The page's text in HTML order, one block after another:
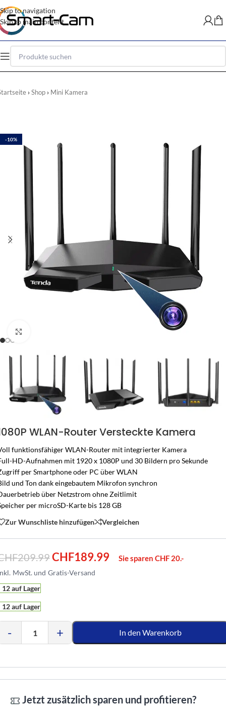
Skip to navigation
Skip to main content
Shop Mini Kamera
-10%
WLAN-Router Versteckte Kamera
funktionsfähiger WLAN-Router mit integrierter Kamera
HD-Aufnahmen mit 1920 x 1080P und 30 Bildern pro Sekunde
per Smartphone oder PC über WLAN
und Ton dank eingebautem Mikrofon synchron
über Netzstrom ohne Zeitlimit
per microSD-Karte bis 128 GB
Zur Wunschliste hinzufügen
Vergleichen
209.99CHF189.99 Sie sparen CHF 20.-
12 auf Lager
12 auf Lager
- + In den Warenkorb
Jetzt zusätzlich sparen und profitieren?